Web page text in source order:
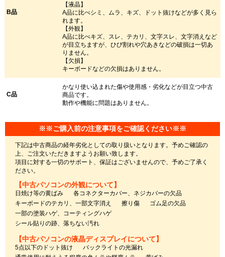
B品
【液晶】
A品に比べシミ、ムラ、キズ、ドット抜けなどが多く見ら
れます。
【外観】
A品に比べキズ、スレ、テカリ、文字スレ、文字消えなど
が目立ちますが、ひび割れや穴あきなどの破損は一切あ
りません。
【欠損】
キーボードなどの欠損はありません。
C品
かなり使い込まれた傷や使用感・劣化などが目立つ中古
商品です。
動作や機能に問題はありません。
※※ご購入前の注意事項をご確認ください※※
下記は中古商品の経年劣化としての取り扱いとなります。予めご確認の
上、ご注文いただきますようお願い致します。
項目に対する一切のサポート、保証はございませんので、予めご了承く
ださい。
【中古パソコンの外観について】
日焼け等の黄ばみ
各コネクターカバー、ネジカバーの欠品
キーボードのテカリ、一部文字消え
擦り傷
ゴム足の欠品
一部の塗装ハゲ、コーティングハゲ
シール貼りの跡、落ちない汚れ
【中古パソコンの液晶ディスプレイについて】
5点以下のドット抜け
バックライトの光漏れ